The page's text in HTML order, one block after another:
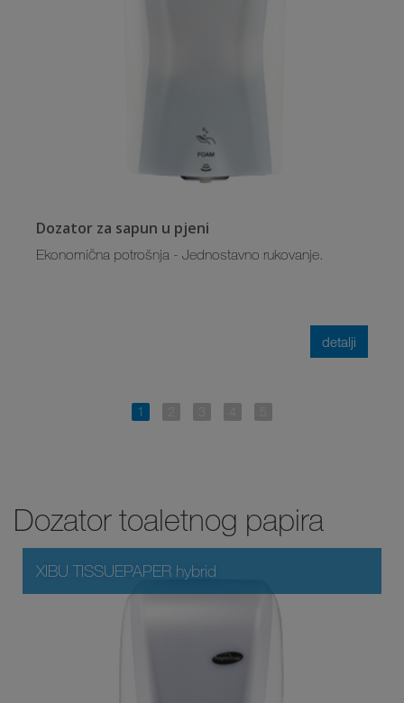
detalji
Dozator za sapun u pjeni
Ekonomična potrošnja - Jednostavno rukovanje.
Dozator toaletnog papira
XIBU TISSUEPAPER hybrid